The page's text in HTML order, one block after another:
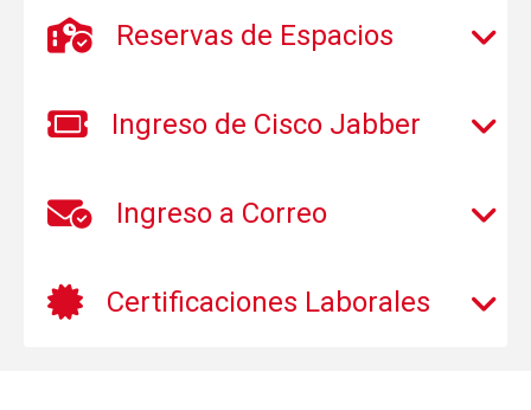
Reservas de Espacios
Ingreso de Cisco Jabber
Ingreso a Correo
Certificaciones Laborales